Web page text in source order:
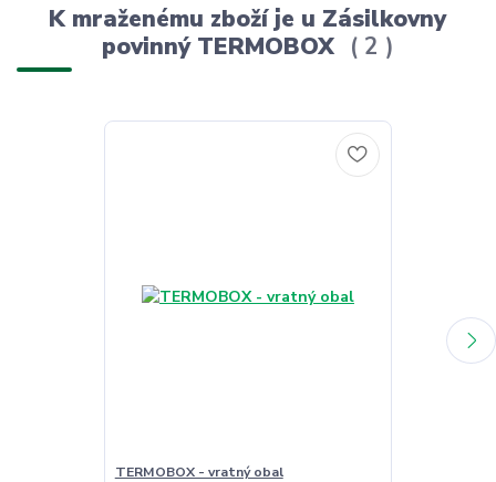
K mraženému zboží je u Zásilkovny
povinný TERMOBOX
2
TERMOBOX - vratný obal